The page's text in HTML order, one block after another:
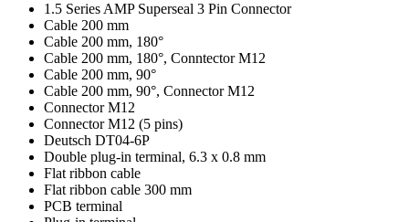
1.5 Series AMP Superseal 3 Pin Connector
Cable 200 mm
Cable 200 mm, 180°
Cable 200 mm, 180°, Conntector M12
Cable 200 mm, 90°
Cable 200 mm, 90°, Connector M12
Connector M12
Connector M12 (5 pins)
Deutsch DT04-6P
Double plug-in terminal, 6.3 x 0.8 mm
Flat ribbon cable
Flat ribbon cable 300 mm
PCB terminal